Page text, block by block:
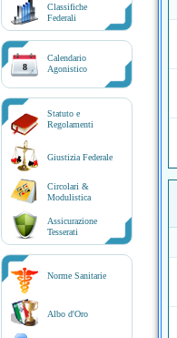
Classifiche
Federali
8
Calendario
Agonistico
Statuto e
Regolamenti
Giustizia Federale
Circolari &
Modulistica
Assicurazione
Tesserati
Norme Sanitarie
Albo d'Oro